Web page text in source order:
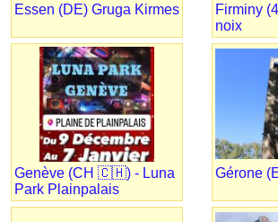
Essen (DE) Gruga Kirmes
Firminy
noix
Genève (CH 🇨🇭) - Luna
Park Plainpalais
Gérone